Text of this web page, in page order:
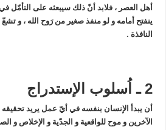
أهل العصر ، فلابد أنّ ذلك سيبعثه على التأمّل في
ينفتح أمامه و لو منفذ صغير من رَوح الله ، و
النافذة .
2 ـ اُسلوب الإستدراج
أن يبدأ الإنسان بنفسه في أيّ عمل يريد
الآخرين و موح للواقعية و الجدّية و الإخلاص و